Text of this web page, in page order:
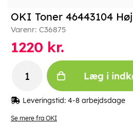
Se mere fra OKI
OKI Toner 46443104
Varenr: C36875
1220 kr.
Læg i
Leveringstid: 4-8 arbejdsdage